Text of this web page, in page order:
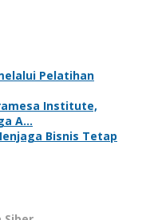
Pelatihan
Institute,
A…
Bisnis Tetap